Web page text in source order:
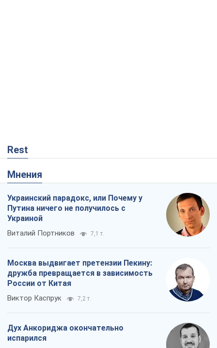
Rest
Мнения
Украинский парадокс, или Почему у
Путина ничего не получилось с
Украиной
Виталий Портников 7,1 т.
Москва выдвигает претензии Пекину:
дружба превращается в зависимость
России от Китая
Виктор Каспрук 7,2 т.
Дух Анкориджа окончательно
испарился